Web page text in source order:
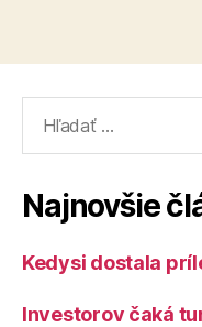
Najnovšie
Kedysi dostala
Investorov čaká